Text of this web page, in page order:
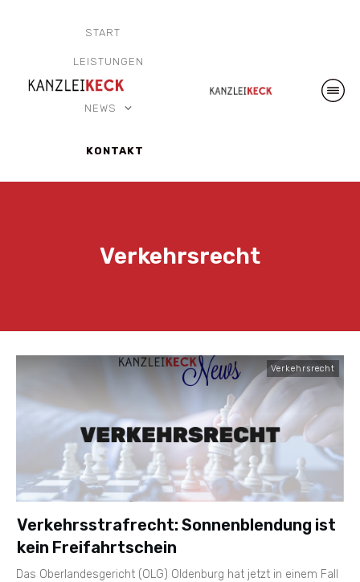
START
LEISTUNGEN
NEWS
KONTAKT
Verkehrsrecht
Verkehrsrecht
Verkehrsstrafrecht: Sonnenblendung ist
kein Freifahrtschein
Das Oberlandesgericht (OLG) Oldenburg hat jetzt in einem Fall